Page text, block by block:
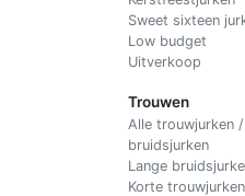
Sweet sixteen
Low budget
Uitverkoop
Trouwen
Alle trouwjurken /
bruidsjurken
Lange
Korte trouwjurken